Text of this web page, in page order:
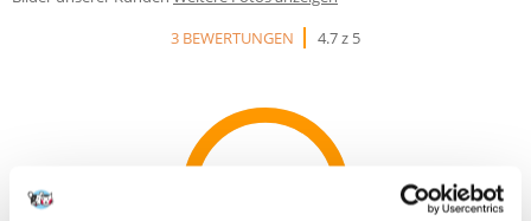
3 BEWERTUNGEN
4.7 z 5